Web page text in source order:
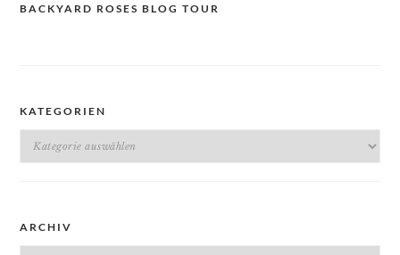
BACKYARD ROSES BLOG TOUR
KATEGORIEN
Kategorien
ARCHIV